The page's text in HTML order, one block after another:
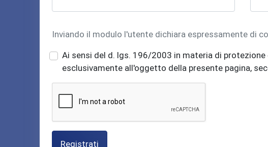
Inviando il modulo l'utente dichiara espressamente di
Ai sensi del d. lgs. 196/2003 in materia di
esclusivamente all'oggetto della presente pagina,
Registrati